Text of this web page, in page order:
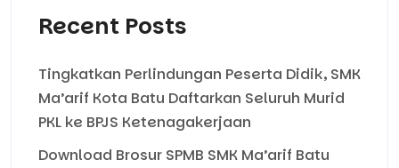
Recent Posts
Tingkatkan Perlindungan Peserta Didik, SMK
Ma’arif Kota Batu Daftarkan Seluruh Murid
PKL ke BPJS Ketenagakerjaan
Download Brosur SPMB SMK Ma’arif Batu